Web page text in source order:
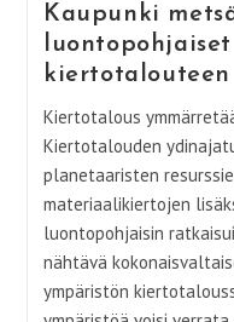
Kaupunki
kiertotalouteen
Kiertotalous
Kiertotalouden
planetaaristen
materiaalikiertojen
luontopohjaisin
nähtävä
ympäristön